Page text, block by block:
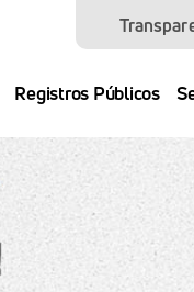
Registros Públicos